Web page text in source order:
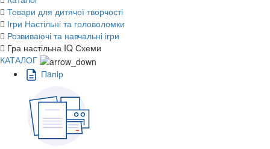
Товари для дитячої творчості
Ігри Настільні та головоломки
Розвиваючі та навчальні ігри
Гра настільна IQ Схеми
КАТАЛОГ
Пaпiр